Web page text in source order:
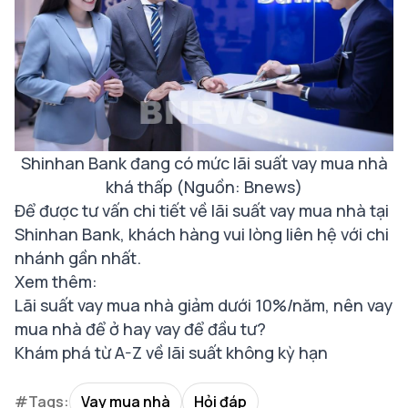
Shinhan Bank đang có mức lãi suất vay mua nhà
khá thấp (Nguồn: Bnews)
Để được tư vấn chi tiết về lãi suất vay mua nhà tại
Shinhan Bank, khách hàng vui lòng liên hệ với chi
nhánh gần nhất.
Xem thêm:
Lãi suất vay mua nhà giảm dưới 10%/năm, nên vay
mua nhà để ở hay vay để đầu tư?
Khám phá từ A-Z về lãi suất không kỳ hạn
#Tags: Vay mua nhà
Hỏi đáp